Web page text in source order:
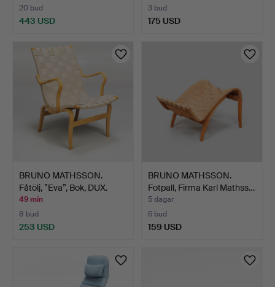
20 bud
443 USD
3 bud
175 USD
BRUNO MATHSSON.
Fåtölj, ”Eva”, Bok, DUX.
49 min
8 bud
253 USD
BRUNO MATHSSON.
Fotpall, Firma Karl Mathss…
5 dagar
6 bud
159 USD